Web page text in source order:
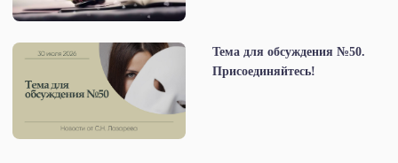
Тема для обсуждения №50.
Присоединяйтесь!